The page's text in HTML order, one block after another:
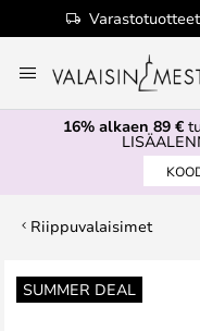
to
Content
16% alkaen 89 €
Riippuvalaisimet
SUMMER DEAL
Skip
to